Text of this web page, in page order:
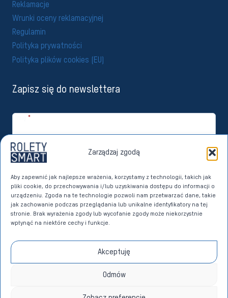
Zarządzaj zgodą
Aby zapewnić jak najlepsze wrażenia, korzystamy z technologii, takich jak
pliki cookie, do przechowywania i/lub uzyskiwania dostępu do informacji o
urządzeniu. Zgoda na te technologie pozwoli nam przetwarzać dane, takie
jak zachowanie podczas przeglądania lub unikalne identyfikatory na tej
stronie. Brak wyrażenia zgody lub wycofanie zgody może niekorzystnie
wpłynąć na niektóre cechy i funkcje.
Akceptuję
Odmów
Reklamacje
Wrunki oceny reklamacyjnej
Regulamin
Polityka prywatności
Polityka plików cookies (EU)
Zapisz się do newslettera
*
Email*
Zapisuję się
Wyrażam zgodę na przetwarzanie moich danych osobowych przez
Imperoll sp. z o.o. z siedzibą w Sierakowicach w celach marketingu
bezpośredniego dotyczącego własnych produktów i usług. Dane w
tym celu przetwarzane będą na podstawie art. 6 ust. 1 lit. a)
27 kwietnia 2016 roku w sprawie ochrony osób fizycznych w związku z
przetwarzaniem danych osobowych i w sprawie swobodnego